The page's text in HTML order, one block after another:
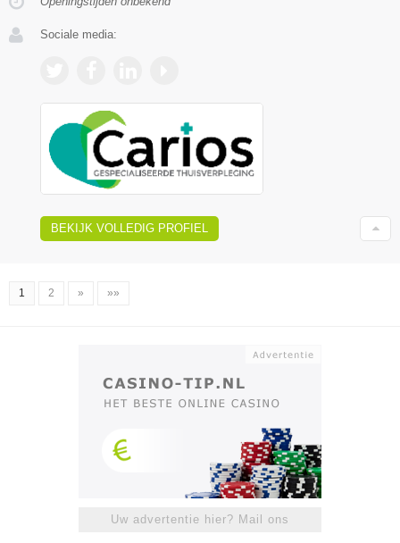
Sociale media:
BEKIJK VOLLEDIG PROFIEL
1 2 » »»
Uw advertentie hier? Mail ons